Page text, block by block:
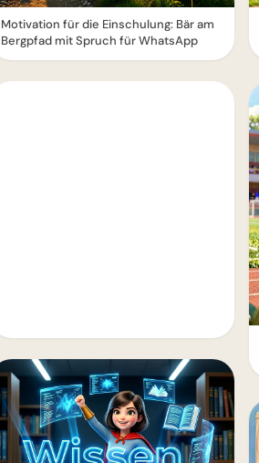
Motivation für die Einschulung: Bär am
Bergpfad mit Spruch für WhatsApp